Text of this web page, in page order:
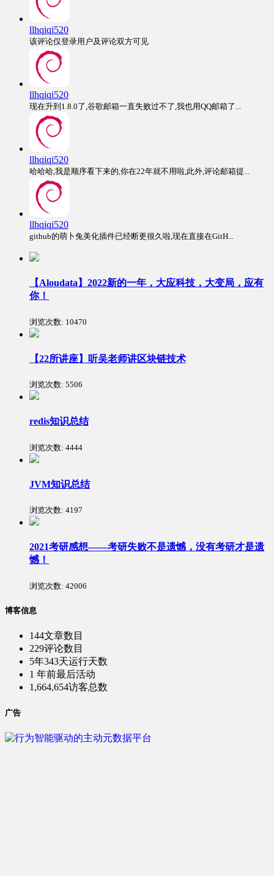
llhqiqi520
该评论仅登录用户及评论双方可见
llhqiqi520
现在升到1.8.0了,谷歌邮箱一直失败过不了,我也用QQ邮箱了...
llhqiqi520
哈哈哈,我是顺序看下来的,你在22年就不用啦,此外,评论邮箱提...
llhqiqi520
github的萌卜兔美化插件已经断更很久啦,现在直接在GitH...
【Aloudata】2022新的一年，大应科技，大变局，应有
你！
浏览次数: 10470
【22所讲座】听吴老师讲区块链技术
浏览次数: 5506
redis知识总结
浏览次数: 4444
JVM知识总结
浏览次数: 4197
2021考研感想——考研失败不是遗憾，没有考研才是遗
憾！
浏览次数: 42006
博客信息
144文章数目
229评论数目
5年343天运行天数
1 年前最后活动
1,664,654访客总数
广告